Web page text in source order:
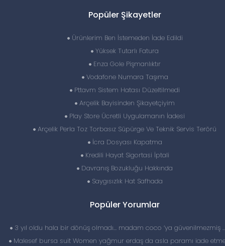
Popüler Şikayetler
Ürünlerim Ben İstemeden İade Edildi
Yüksek Tutarlı Fatura
Enza Gole Pişmanlıktır
Vodafone Numara Taşıma
Pttavm Sistem Hatası Düzeltilmedi
Arçelik Bayisinden Şikayetçiyim
Play Store Ücretli Uygulamanın İadesi
Arçelik Perla Toz Torbasız Süpürge Ve Teknik Servis Terörü
İcra Dosyası Kapatma
Kredili Hayat Sigortasi İptali
Davranış Bozukluğu Hakkında
Saygısızlık Hat Safhada
Popüler Yorumlar
3 yıl oldu hala bir dönüş olmadı… madam coco ‘ya güvenilmezmiş
Malesef bursa suit Women yağmur erdaş da asla paramı iade